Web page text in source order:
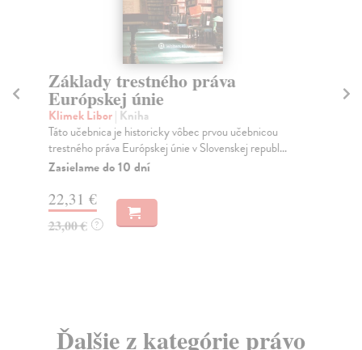
Základy trestného práva
Európskej únie
Klimek Libor| Kniha
Táto učebnica je historicky vôbec prvou učebnicou
trestného práva Európskej únie v Slovenskej republ...
Zasielame do 10 dní
22,31 €
23,00 € ?
Ďalšie z kategórie právo